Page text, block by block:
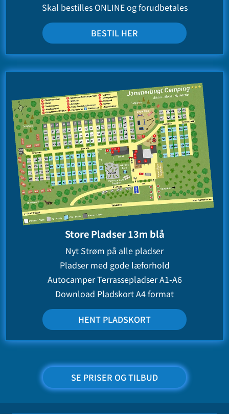
Skal bestilles ONLINE og forudbetales
BESTIL HER
Store Pladser 13m blå
Nyt Strøm på alle pladser
Pladser med gode læforhold
Autocamper Terrassepladser A1-A6
Download Pladskort A4 format
HENT PLADSKORT
SE PRISER OG TILBUD